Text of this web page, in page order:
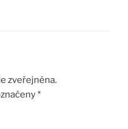
zveřejněna.
*